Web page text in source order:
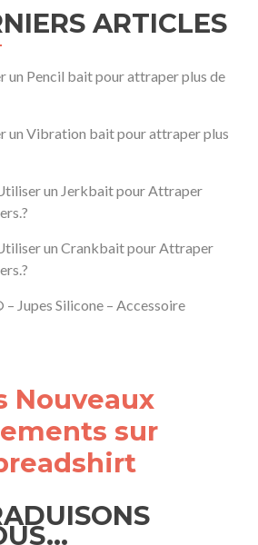
ARTICLES
un Pencil bait pour attraper plus de
un Vibration bait pour attraper plus
un Jerkbait pour Attraper
un Crankbait pour Attraper
Jupes Silicone – Accessoire
Nouveaux
sur